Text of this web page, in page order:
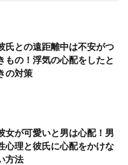
氏との遠距離中は不安がつ
もの！浮気の心配をしたと
の対策
女が可愛いと男は心配！男
心理と彼氏に心配をかけな
方法